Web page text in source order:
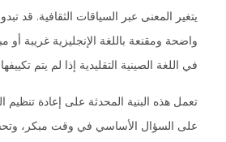
يتغير المعنى عبر السياقات الثقافية. قد تبدو
واضحة ومقنعة باللغة الإنجليزية غريبة أو
في اللغة الصينية التقليدية إذا لم يتم تكييفها
تعمل هذه البنية المحدثة على إعادة تنظيم
على السؤال الأساسي في وقت مبكر،